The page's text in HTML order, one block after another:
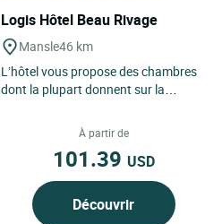
Logis Hôtel Beau Rivage
Mansle46 km
L’hôtel vous propose des chambres
dont la plupart donnent sur la
Aménagées avec soin, les
À partir de
101.39 USD
Découvrir